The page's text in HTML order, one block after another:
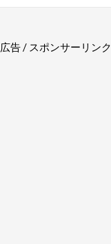
広告 / スポンサーリンク